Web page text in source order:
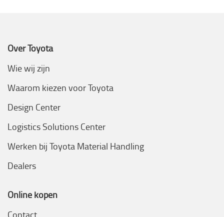
Over Toyota
Wie wij zijn
Waarom kiezen voor Toyota
Design Center
Logistics Solutions Center
Werken bij Toyota Material Handling
Dealers
Online kopen
Contact